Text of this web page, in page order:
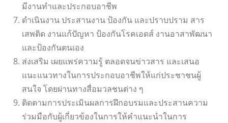
มีงานทำและประกอบอาชีพ
ดำเนินงาน ประสานงาน ป้องกัน และปราบปราม สาร
เสพติด งานแก้ปัญหา ป้องกันโรคเอดส์ งานอาสาพัฒนา
และป้องกันตนเอง
ส่งเสริม เผยแพร่ความรู้ ตลอดจนข่าวสาร และเสนอ
แนะแนวทางในการประกอบอาชีพให้แก่ประชาชนผู้
สนใจ โดยผ่านทางสื่อมวลชนต่าง ๆ
ติดตามการประเมินผลการฝึกอบรมและประสานความ
ร่วมมือกับผู้เกี่ยวข้องในการให้คำแนะนำในการ